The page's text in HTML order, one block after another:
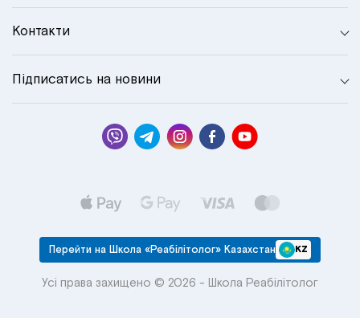
Контакти
Підписатись на новини
Перейти на Школа «Реабілітолог» Казахстан KZ
Усі права захищено © 2026 - Школа Реабілітолог